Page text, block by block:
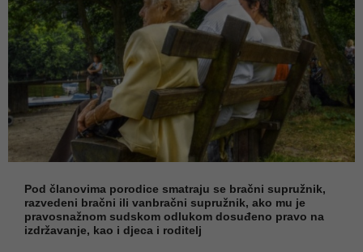
Pod članovima porodice smatraju se bračni supružnik,
razvedeni bračni ili vanbračni supružnik, ako mu je
pravosnažnom sudskom odlukom dosuđeno pravo na
izdržavanje, kao i djeca i roditelj